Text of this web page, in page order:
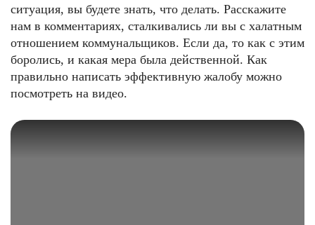
ситуация, вы будете знать, что делать. Расскажите
нам в комментариях, сталкивались ли вы с халатным
отношением коммунальщиков. Если да, то как с этим
боролись, и какая мера была действенной. Как
правильно написать эффективную жалобу можно
посмотреть на видео.